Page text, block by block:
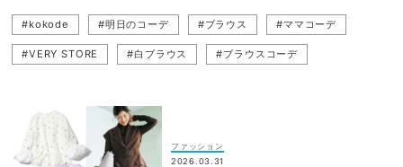
#kokode #明日のコーデ #ブラウス #ママコーデ
#VERY STORE #白ブラウス #ブラウスコーデ
ファッション
2026.03.31